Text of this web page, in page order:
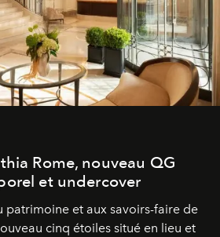
Rome, nouveau QG
et undercover
patrimoine et aux savoirs-faire de
cinq étoiles situé en lieu et